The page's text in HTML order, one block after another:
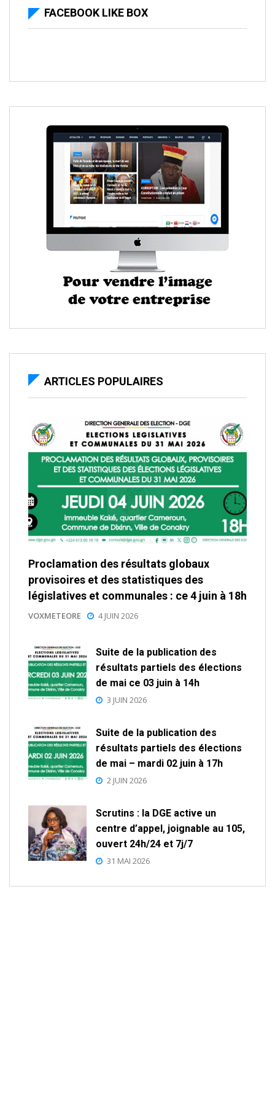
FACEBOOK LIKE BOX
ARTICLES POPULAIRES
Proclamation des résultats globaux
provisoires et des statistiques des
législatives et communales : ce 4 juin à 18h
VOXMETEORE 4 JUIN 2026
Suite de la publication des
résultats partiels des élections
de mai ce 03 juin à 14h
3 JUIN 2026
Suite de la publication des
résultats partiels des élections
de mai – mardi 02 juin à 17h
2 JUIN 2026
Scrutins : la DGE active un
centre d’appel, joignable au 105,
ouvert 24h/24 et 7j/7
31 MAI 2026